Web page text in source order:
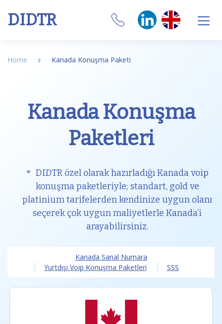
DIDTR
Features
Our Softphone
SIM
Internet
Home Kanada Konuşma Paketi
Kanada Konuşma
Paketleri
DIDTR özel olarak hazırladığı Kanada voip
konuşma paketleriyle; standart, gold ve
platinium tarifelerden kendinize uygun olanı
seçerek çok uygun maliyetlerle Kanada’i
arayabilirsiniz.
Kanada Sanal Numara
Yurtdışı Voip Konuşma Paketleri
SSS